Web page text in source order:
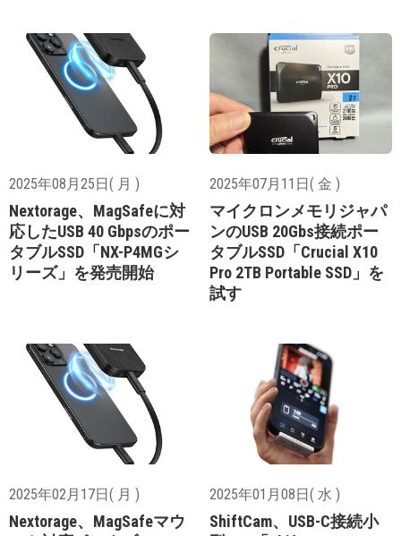
2025年08月25日( 月 )
Nextorage、MagSafeに対
応したUSB 40 Gbpsのポー
タブルSSD「NX-P4MGシ
リーズ」を発売開始
2025年07月11日( 金 )
マイクロンメモリジャパ
ンのUSB 20Gbs接続ポー
タブルSSD「Crucial X10
Pro 2TB Portable SSD」を
試す
2025年02月17日( 月 )
Nextorage、MagSafeマウ
2025年01月08日( 水 )
ShiftCam、USB-C接続小